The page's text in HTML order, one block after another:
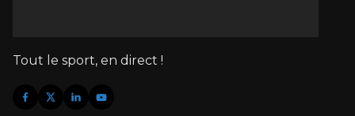
Tout le sport, en direct !